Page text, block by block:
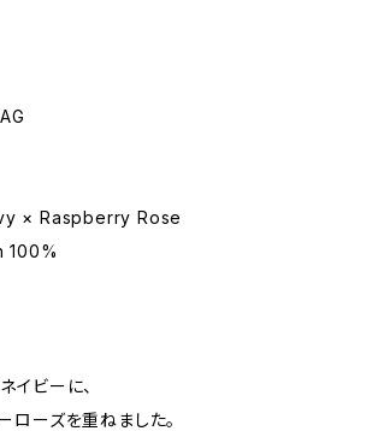
× Raspberry Rose
100%
イビーに、
ローズを重ねました。